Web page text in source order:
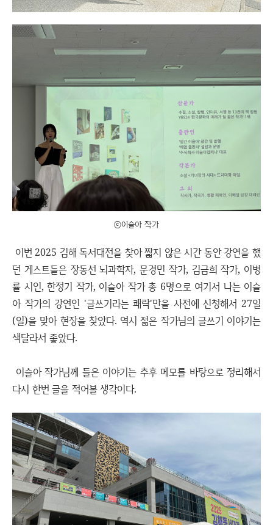
ⓒ이슬아 작가
이번 2025 김해 독서대전을 찾아 짧지 않은 시간 동안 강연을 했
던 게스트들은 장동선 뇌과학자, 문경민 작가, 김금희 작가, 이병
률 시인, 한정기 작가, 이슬아 작가 총 6명으로 여기서 나는 이슬
아 작가의 강연인 '글쓰기라는 쾌락'만을 사전에 신청해서 27일
(일)을 맞아 현장을 찾았다. 역시 젊은 작가님의 글쓰기 이야기는
색달라서 좋았다.
이슬아 작가님께 들은 이야기는 추후 메모를 바탕으로 정리해서
다시 한번 글을 적어볼 생각이다.